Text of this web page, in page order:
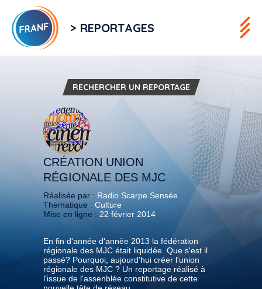
> REPORTAGES
RECHERCHER UN REPORTAGE
CRÉATION UNION
RÉGIONALE DES MJC
Réalisée par : Radio Scarpe Sensée
Thématique : Culture
Mise en ligne : 22 février 2014
En fin d'année d'annèe 2013 la fédération
régionale des MJC était liquidée. Que s'est il
passé? Pourquoi, aujourd'hui créer l'union
régionale des MJC ? Un reportage réalisé à
l'issue de l'assenblée constitutive de cette